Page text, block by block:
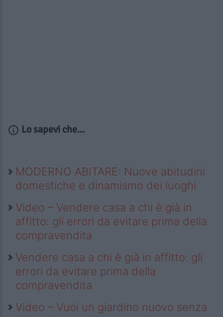
Lo sapevi che...
MODERNO ABITARE: Nuove abitudini
domestiche e dinamismo dei luoghi
Video – Vendere casa a chi è già in
affitto: gli errori da evitare prima della
compravendita
Vendere casa a chi è già in affitto: gli
errori da evitare prima della
compravendita
Video – Vuoi un giardino nuovo senza